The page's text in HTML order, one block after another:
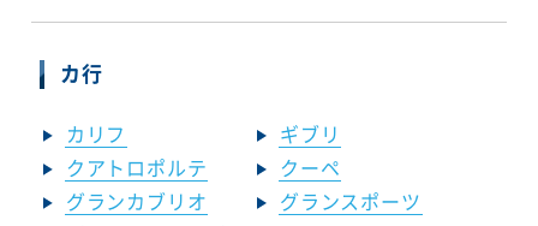
カ行
カリフ
ギブリ
クアトロポルテ
クーペ
グランカブリオ
グランスポーツ